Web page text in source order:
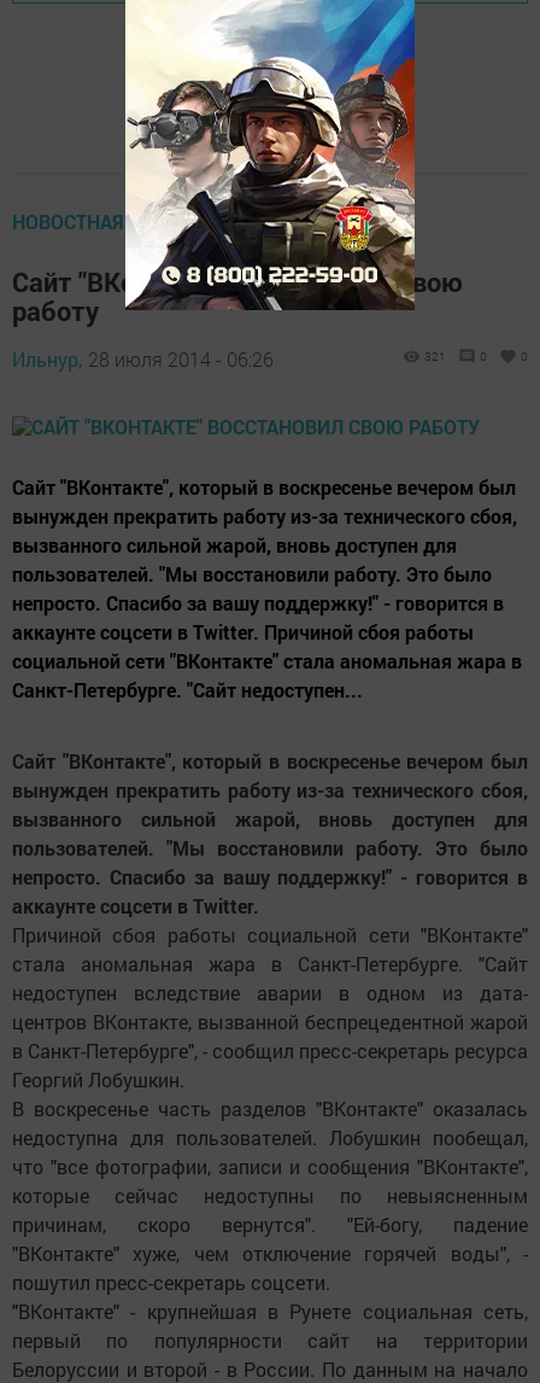
НОВОСТНАЯ ЛЕНТА
Сайт "ВКонтакте" восстановил свою
работу
Ильнур, 28 июля 2014 - 06:26 321 0 0
Сайт "ВКонтакте", который в воскресенье вечером был
вынужден прекратить работу из-за технического сбоя,
вызванного сильной жарой, вновь доступен для
пользователей. "Мы восстановили работу. Это было
непросто. Спасибо за вашу поддержку!" - говорится в
аккаунте соцсети в Twitter. Причиной сбоя работы
социальной сети "ВКонтакте" стала аномальная жара в
Санкт-Петербурге. "Сайт недоступен...
Сайт "ВКонтакте", который в воскресенье вечером был
вынужден прекратить работу из-за технического сбоя,
вызванного сильной жарой, вновь доступен для
пользователей. "Мы восстановили работу. Это было
непросто. Спасибо за вашу поддержку!" - говорится в
аккаунте соцсети в Twitter.
Причиной сбоя работы социальной сети "ВКонтакте"
стала аномальная жара в Санкт-Петербурге. "Сайт
недоступен вследствие аварии в одном из дата-
центров ВКонтакте, вызванной беспрецедентной жарой
в Санкт-Петербурге", - сообщил пресс-секретарь ресурса
Георгий Лобушкин.
В воскресенье часть разделов "ВКонтакте" оказалась
недоступна для пользователей. Лобушкин пообещал,
что "все фотографии, записи и сообщения "ВКонтакте",
которые сейчас недоступны по невыясненным
причинам, скоро вернутся". "Ей-богу, падение
"ВКонтакте" хуже, чем отключение горячей воды", -
пошутил пресс-секретарь соцсети.
"ВКонтакте" - крупнейшая в Рунете социальная сеть,
первый по популярности сайт на территории
Белоруссии и второй - в России. По данным на начало